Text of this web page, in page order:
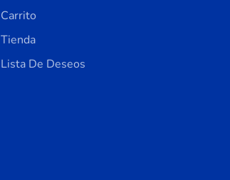
Carrito
Tienda
Lista De Deseos